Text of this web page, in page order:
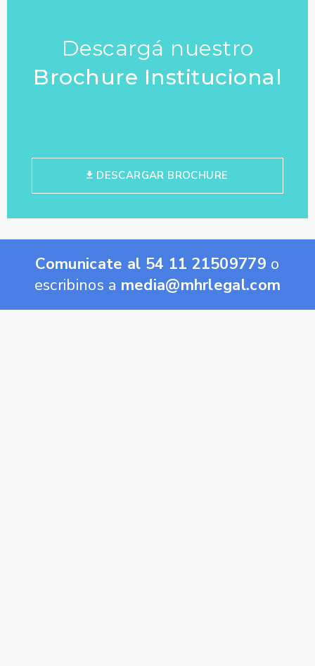
Descargá nuestro
Brochure Institucional
DESCARGAR BROCHURE
Comunicate al 54 11 21509779 o
escribinos a media@mhrlegal.com